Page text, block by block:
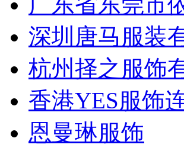
深圳唐马服装
杭州择之服饰
香港YES服饰
恩曼琳服饰